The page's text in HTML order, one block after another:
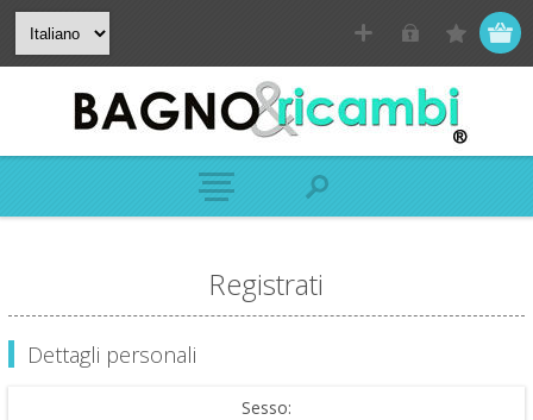
Registrati
Dettagli personali
Sesso: